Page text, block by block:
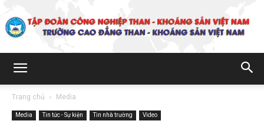
Trường
Trang chủ Media
Media Tin tức - Sự kiện Tin nhà trường Video